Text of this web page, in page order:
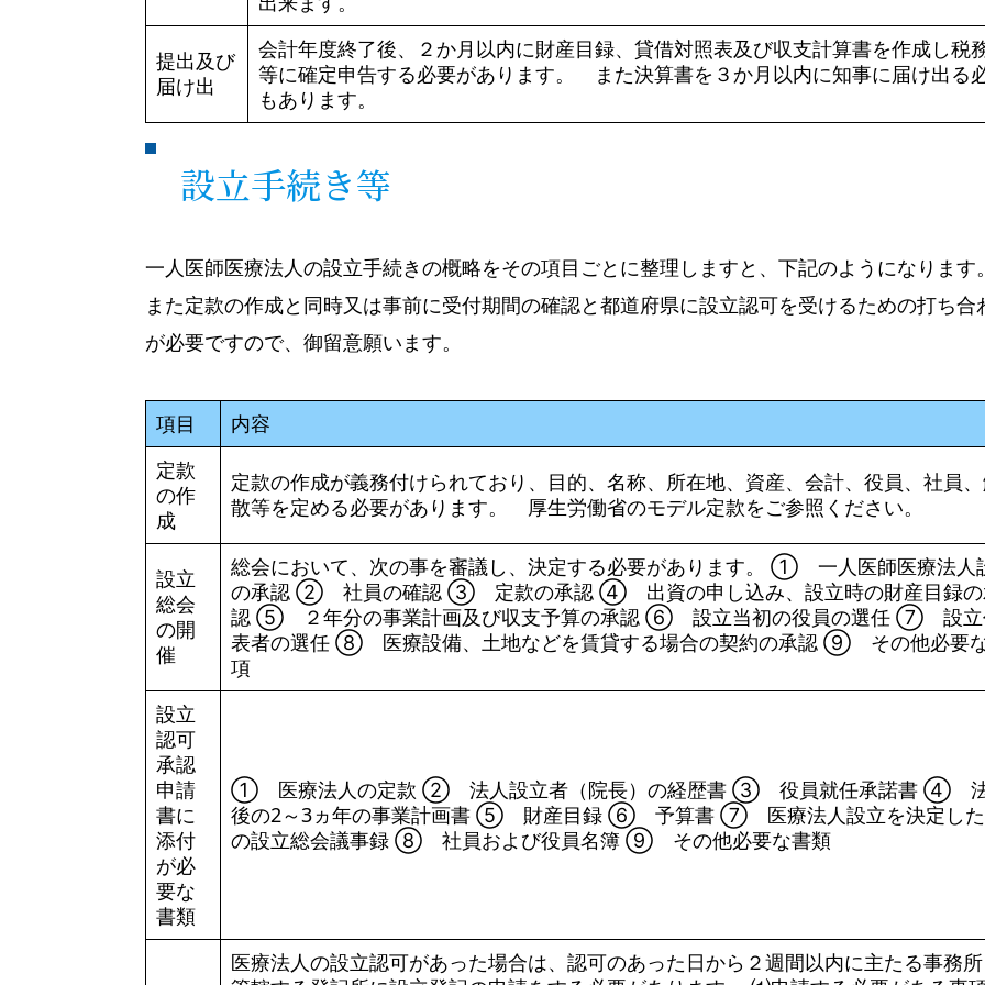
提出及び
届け出
会計年度終了後、２か月以内に財産目録、貸借対照表及び収支計算書を作成し税
等に確定申告する必要があります。 また決算書を３か月以内に知事に届け出る
もあります。
設立手続き等
一人医師医療法人の設立手続きの概略をその項目ごとに整理しますと、下記のようになりま
また定款の作成と同時又は事前に受付期間の確認と都道府県に設立認可を受けるための打ち合
が必要ですので、御留意願います。
項目
内容
定款
の作
成
定款の作成が義務付けられており、目的、名称、所在地、資産、会計、役員、社員
散等を定める必要があります。 厚生労働省のモデル定款をご参照ください。
設立
総会
の開
催
総会において、次の事を審議し、決定する必要があります。 ① 一人医師医療法人
の承認 ② 社員の確認 ③ 定款の承認 ➃ 出資の申し込み、設立時の財産目録の
認 ⑤ ２年分の事業計画及び収支予算の承認 ⑥ 設立当初の役員の選任 ⑦ 設立
表者の選任 ⑧ 医療設備、土地などを賃貸する場合の契約の承認 ⑨ その他必要
項
設立
認可
承認
申請
書に
添付
が必
要な
書類
① 医療法人の定款 ② 法人設立者（院長）の経歴書 ③ 役員就任承諾書 ➃
後の2～3ヵ年の事業計画書 ⑤ 財産目録 ⑥ 予算書 ⑦ 医療法人設立を決定し
の設立総会議事録 ⑧ 社員および役員名簿 ⑨ その他必要な書類
医療法人の設立認可があった場合は、認可のあった日から２週間以内に主たる事務